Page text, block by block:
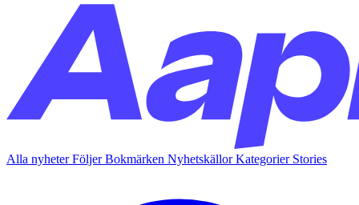
Alla nyheterFöljerBokmärken NyhetskällorKategorier Stories